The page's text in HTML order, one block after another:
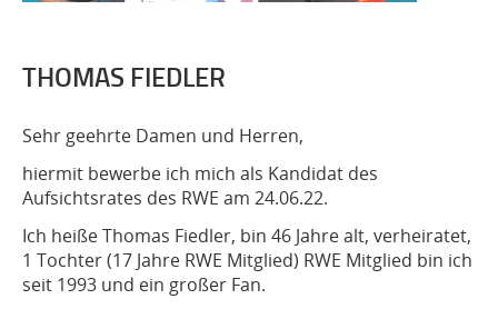
THOMAS FIEDLER
Sehr geehrte Damen und Herren,
hiermit bewerbe ich mich als Kandidat des
Aufsichtsrates des RWE am 24.06.22.
Ich heiße Thomas Fiedler, bin 46 Jahre alt, verheiratet,
1 Tochter (17 Jahre RWE Mitglied) RWE Mitglied bin ich
seit 1993 und ein großer Fan.